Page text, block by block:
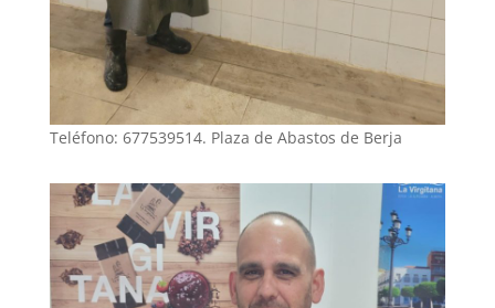
Teléfono: 677539514. Plaza de Abastos de Berja